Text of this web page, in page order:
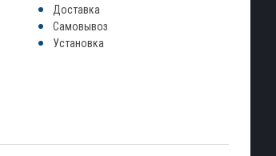
Доставка
Самовывоз
Установка